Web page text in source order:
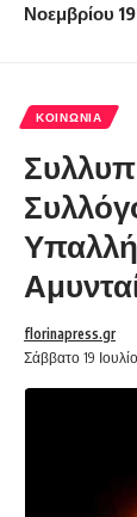
Νοεμβρίου
ΚΟΙΝΩΝΊΑ
Σάββατο 19
florinapress.gr